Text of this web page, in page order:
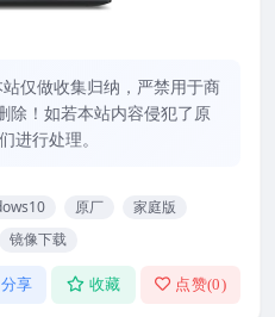
仅做收集归纳，严禁用于商
除！如若本站内容侵犯了原
进行处理。
原厂
家庭版
镜像下载
分享 收藏 点赞(0)